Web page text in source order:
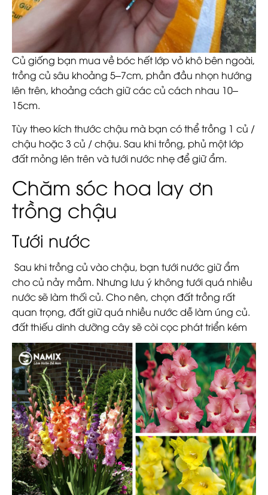
Củ giống bạn mua về bóc hết lớp vỏ khô bên ngoài,
trồng củ sâu khoảng 5–7cm, phần đầu nhọn hướng
lên trên, khoảng cách giữ các củ cách nhau 10–
15cm.
Tùy theo kích thước chậu mà bạn có thể trồng 1 củ /
chậu hoặc 3 củ / chậu. Sau khi trồng, phủ một lớp
đất mỏng lên trên và tưới nước nhẹ để giữ ẩm.
Chăm sóc hoa lay ơn
trồng chậu
Tưới nước
Sau khi trồng củ vào chậu, bạn tưới nước giữ ẩm
cho củ nảy mầm. Nhưng lưu ý không tưới quá nhiều
nước sẽ làm thối củ. Cho nên, chọn đất trồng rất
quan trọng, đất giữ quá nhiều nước dễ làm úng củ.
đất thiếu dinh dưỡng cây sẽ còi cọc phát triển kém